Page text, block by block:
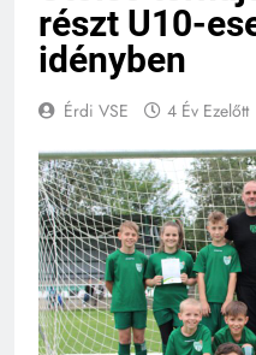
részt U10-
idényben
Érdi VSE 4 Év Ezelőtt